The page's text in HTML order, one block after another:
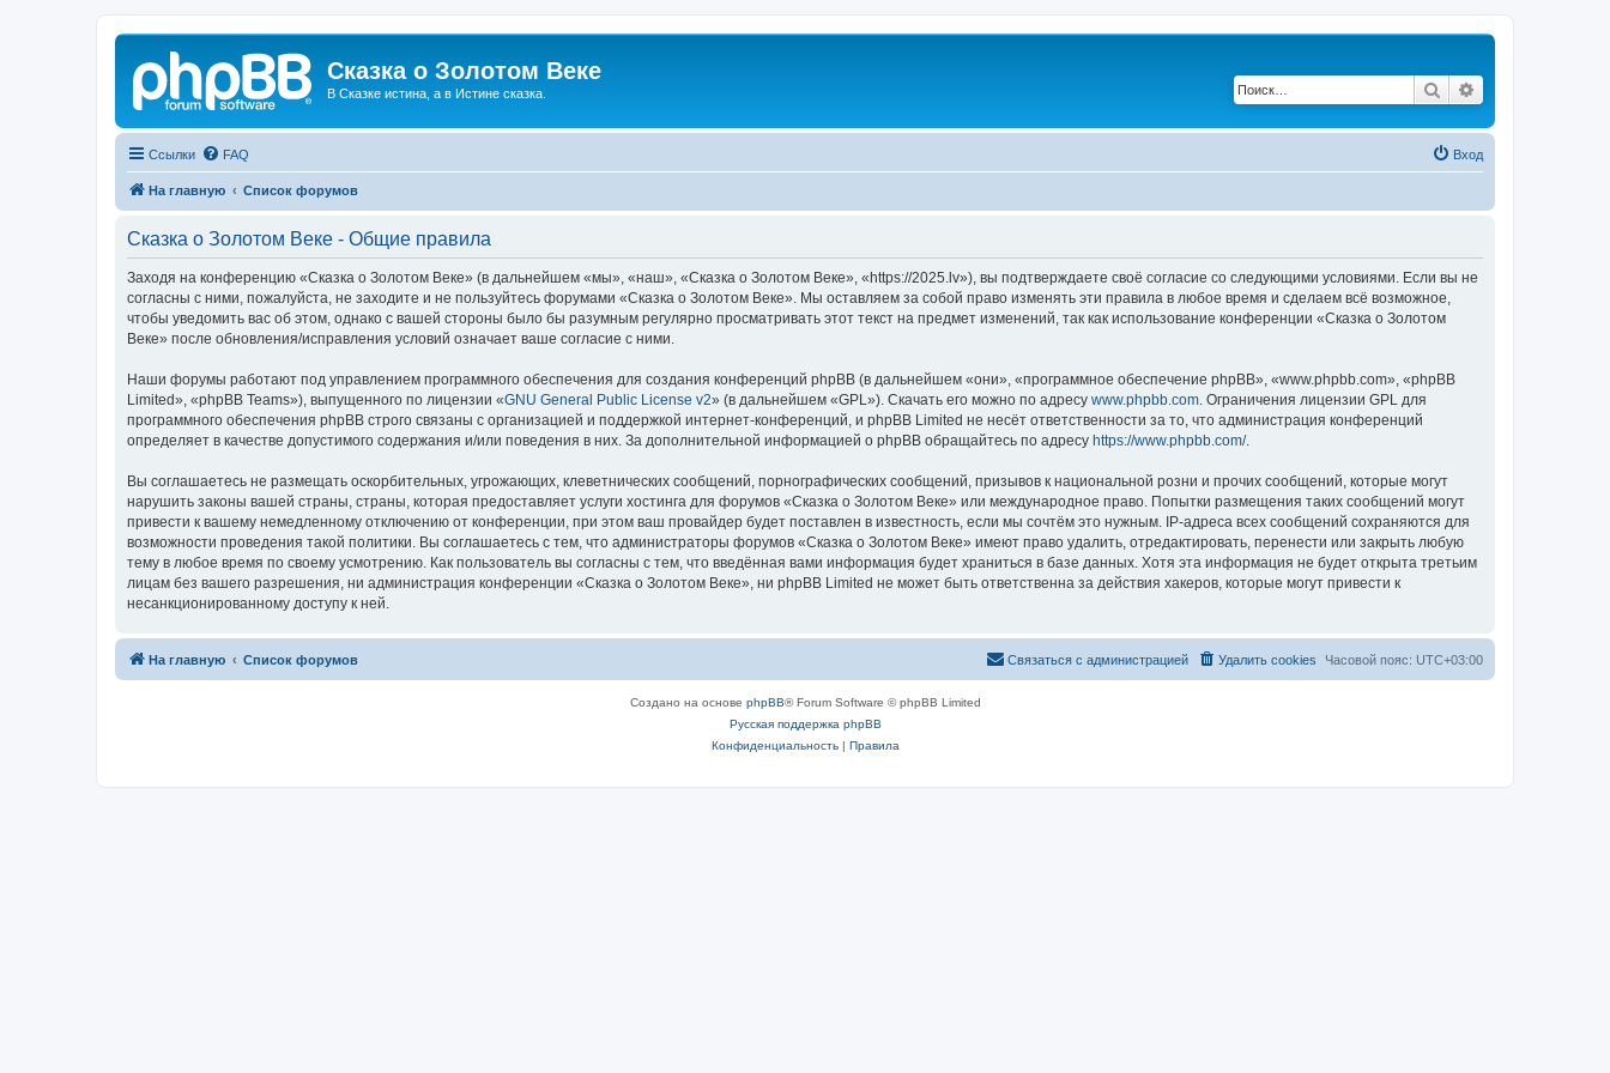
Сказка о Золотом Веке
В Сказке истина, а в Истине сказка. Поиск
Ссылки FAQ Вход
На главную Список форумов
Сказка о Золотом Веке - Общие правила
Заходя на конференцию «Сказка о Золотом Веке» (в дальнейшем «мы», «наш», «Сказка о Золотом Веке», «https://2025.lv»), вы подтверждаете своё согласие со следующими условиями. Если вы не
согласны с ними, пожалуйста, не заходите и не пользуйтесь форумами «Сказка о Золотом Веке». Мы оставляем за собой право изменять эти правила в любое время и сделаем всё возможное,
чтобы уведомить вас об этом, однако с вашей стороны было бы разумным регулярно просматривать этот текст на предмет изменений, так как использование конференции «Сказка о Золотом
Веке» после обновления/исправления условий означает ваше согласие с ними.
Наши форумы работают под управлением программного обеспечения для создания конференций phpBB (в дальнейшем «они», «программное обеспечение phpBB», «www.phpbb.com», «phpBB
Limited», «phpBB Teams»), выпущенного по лицензии «GNU General Public License v2» (в дальнейшем «GPL»). Скачать его можно по адресу www.phpbb.com . Ограничения лицензии GPL для
программного обеспечения phpBB строго связаны с организацией и поддержкой интернет-конференций, и phpBB Limited не несёт ответственности за то, что администрация конференций
определяет в качестве допустимого содержания и/или поведения в них. За дополнительной информацией о phpBB обращайтесь по адресу https://www.phpbb.com/.
Вы соглашаетесь не размещать оскорбительных, угрожающих, клеветнических сообщений, порнографических сообщений, призывов к национальной розни и прочих сообщений, которые могут
нарушить законы вашей страны, страны, которая предоставляет услуги хостинга для форумов «Сказка о Золотом Веке» или международное право. Попытки размещения таких сообщений могут
привести к вашему немедленному отключению от конференции, при этом ваш провайдер будет поставлен в известность, если мы сочтём это нужным. IP-адреса всех сообщений сохраняются для
возможности проведения такой политики. Вы соглашаетесь с тем, что администраторы форумов «Сказка о Золотом Веке» имеют право удалить, отредактировать, перенести или закрыть любую
тему в любое время по своему усмотрению. Как пользователь вы согласны с тем, что введённая вами информация будет храниться в базе данных. Хотя эта информация не будет открыта третьим
лицам без вашего разрешения, ни администрация конференции «Сказка о Золотом Веке», ни phpBB Limited не может быть ответственна за действия хакеров, которые могут привести к
несанкционированному доступу к ней.
На главную Список форумов Часовой пояс: UTC+03:00
Удалить cookies
Связаться с администрацией
Создано на основе phpBB® Forum Software © phpBB Limited
Русская поддержка phpBB
Конфиденциальность| Правила